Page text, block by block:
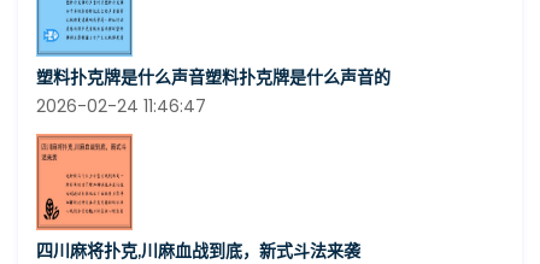
塑料扑克牌是什么声音塑料扑克牌是什么声音的
2026-02-24 11:46:47
四川麻将扑克,川麻血战到底，新式斗法来袭